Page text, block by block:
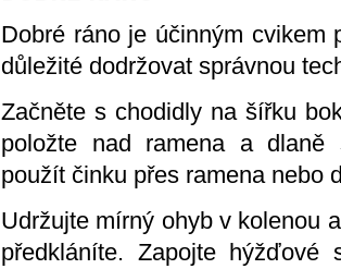
Dobré ráno je účinným cvikem
důležité dodržovat správnou
Začněte s chodidly na šířku
položte nad ramena a dlaně
použít činku přes ramena nebo
Udržujte mírný ohyb v kolenou
předkláníte. Zapojte